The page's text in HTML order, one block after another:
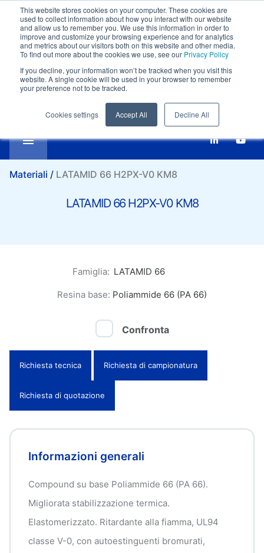
This website stores cookies on your computer. These cookies are
used to collect information about how you interact with our website
and allow us to remember you. We use this information in order to
improve and customize your browsing experience and for analytics
and metrics about our visitors both on this website and other media.
To find out more about the cookies we use, see our Privacy Policy
If you decline, your information won’t be tracked when you visit this
website. A single cookie will be used in your browser to remember
your preference not to be tracked.
Cookies settings Accept All Decline All
Supporto clienti:+39-0332 409111
Email:marketing@it.lati.com
Italiano
LATAMID 66 H2PX-V0 KM8
Materiali / LATAMID 66 H2PX-V0 KM8
Famiglia: LATAMID 66
Resina base: Poliammide 66 (PA 66)
Confronta
Richiesta tecnica Richiesta di campionatura
Richiesta di quotazione
Informazioni generali
Compound su base Poliammide 66 (PA 66).
Migliorata stabilizzazione termica.
Elastomerizzato. Ritardante alla fiamma, UL94
classe V-0, con autoestinguenti bromurati,
LATAMID 66 H2PX-V0 KM8
Confronta